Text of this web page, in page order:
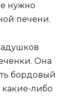
нужно
печени.
Она
бордовый
какие-либо